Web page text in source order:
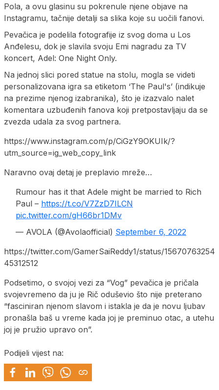
Pola, a ovu glasinu su pokrenule njene objave na
Instagramu, tačnije detalji sa slika koje su uočili fanovi.
Pevačica je podelila fotografije iz svog doma u Los
Anđelesu, dok je slavila svoju Emi nagradu za TV
koncert, Adel: One Night Only.
Na jednoj slici pored statue na stolu, mogla se videti
personalizovana igra sa etiketom ‘The Paul's’ (indikuje
na prezime njenog izabranika), što je izazvalo nalet
komentara uzbuđenih fanova koji pretpostavljaju da se
zvezda udala za svog partnera.
https://www.instagram.com/p/CiGzY9OKUIk/?
utm_source=ig_web_copy_link
Naravno ovaj detaj je preplavio mreže…
Rumour has it that Adele might be married to Rich
Paul – https://t.co/V7ZzD7ILCN
pic.twitter.com/gH66br1DMv
— AVOLA (@Avolaofficial) September 6, 2022
https://twitter.com/GamerSaiReddy1/status/15670763254
45312512
Podsetimo, o svojoj vezi za “Vog” pevačica je pričala
svojevremeno da ju je Rič oduševio što nije preterano
“fasciniran njenom slavom i istakla je da je novu ljubav
pronašla baš u vreme kada joj je preminuo otac, a utehu
joj je pružio upravo on”.
Podijeli vijest na: